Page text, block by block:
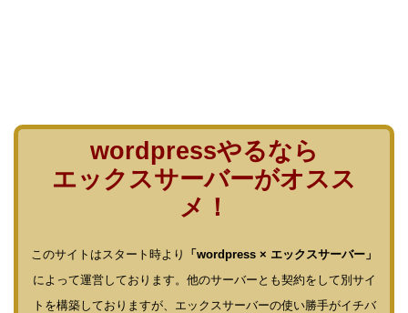
wordpressやるなら
エックスサーバーがオスス
メ！
このサイトはスタート時より
「wordpress × エックスサーバー」
によって運営しております。他のサーバーとも契約をして別サイ
トを構築しておりますが、エックスサーバーの使い勝手がイチバ